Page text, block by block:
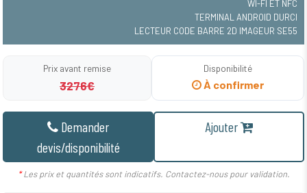
WI-FI ET NFC
TERMINAL ANDROID DURCI
LECTEUR CODE BARRE 2D IMAGEUR SE55
Prix avant remise
3276€
Disponibilité
À confirmer
Demander
devis/disponibilité
Ajouter
*Les prix et quantités sont indicatifs. Contactez-nous pour validation.